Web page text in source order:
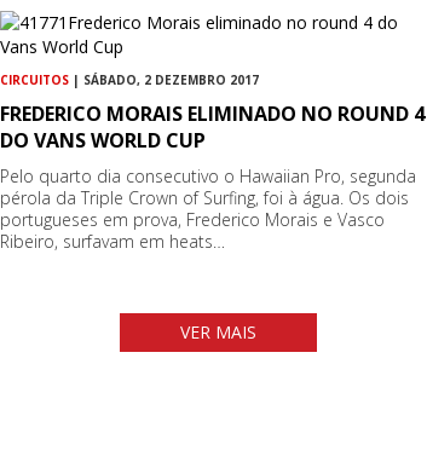
CIRCUITOS | SÁBADO, 2 DEZEMBRO 2017
FREDERICO MORAIS ELIMINADO NO ROUND 4
DO VANS WORLD CUP
Pelo quarto dia consecutivo o Hawaiian Pro, segunda
pérola da Triple Crown of Surfing, foi à água. Os dois
portugueses em prova, Frederico Morais e Vasco
Ribeiro, surfavam em heats…
VER MAIS